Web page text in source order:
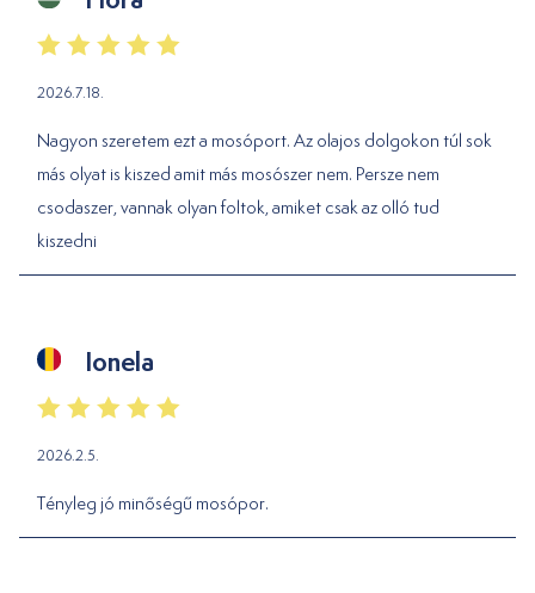
2026.7.18.
Nagyon szeretem ezt a mosóport. Az olajos dolgokon túl sok
más olyat is kiszed amit más mosószer nem. Persze nem
csodaszer, vannak olyan foltok, amiket csak az olló tud
kiszedni
Ionela
2026.2.5.
Tényleg jó minőségű mosópor.